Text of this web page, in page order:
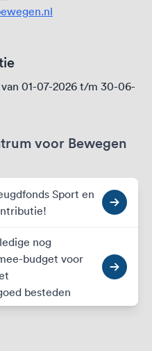
01-07-2026 t/m 30-06-
voor Bewegen
Sport en
nog
budget voor
besteden